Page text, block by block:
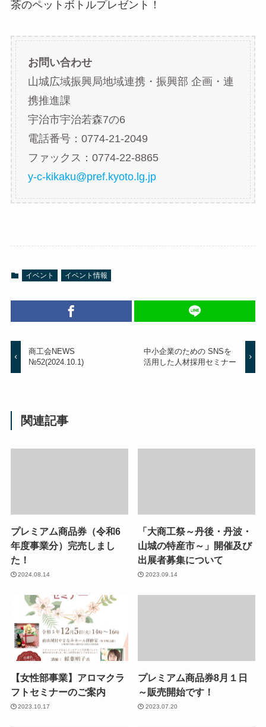
茶のペットボトルプレゼント！​​​​​
お問い合わせ
山城広域振興局地域連携・振興部 企画・連
携推進課
宇治市宇治若森7の6
電話番号：0774-21-2049
ファックス：0774-22-8865
y-c-kikaku@pref.kyoto.lg.jp
イベント イベント情報
商工会NEWS
№52(2024.10.1)
中小企業のための SNSを
活用した人材採用セミナー
関連記事
プレミアム商品券（令和6
年度事業分）完売しまし
た！
2024.08.14
「大商工祭～丹後・丹波・
山城の特産市～」開催及び
出展者募集について
2023.09.14
【女性部事業】アロマクラ
フトセミナーのご案内
2023.10.17
プレミアム商品券8月１日
～販売開始です！
2023.07.20